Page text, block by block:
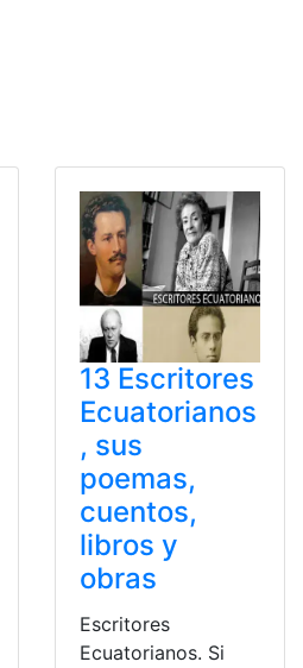
13 Escritores
Ecuatorianos
, sus
poemas,
cuentos,
libros y
obras
Escritores
Ecuatorianos. Si